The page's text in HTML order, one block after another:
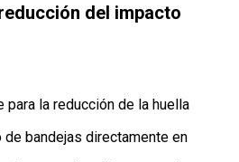
del impacto
para la reducción de la huella
bandejas directamente en